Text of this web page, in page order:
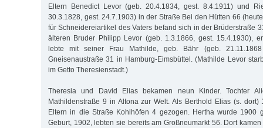
Eltern Benedict Levor (geb. 20.4.1834, gest. 8.4.1911) und
30.3.1828, gest. 24.7.1903) in der Straße Bei den Hütten 66
für Schneidereiartikel des Vaters befand sich in der Brüderstraße
älteren Bruder Philipp Levor (geb. 1.3.1866, gest. 15.4.1930),
lebte mit seiner Frau Mathilde, geb. Bähr (geb.
Gneisenaustraße 31 in Hamburg-Eimsbüttel. (Mathilde Levor
im Getto Theresienstadt.)
Theresia und David Elias bekamen neun Kinder. Tochter
Mathildenstraße 9 in Altona zur Welt. Als Berthold Elias (s. dort)
Eltern in die Straße Kohlhöfen 4 gezogen. Hertha wurde 1900
Geburt, 1902, lebten sie bereits am Großneumarkt 56. Dort